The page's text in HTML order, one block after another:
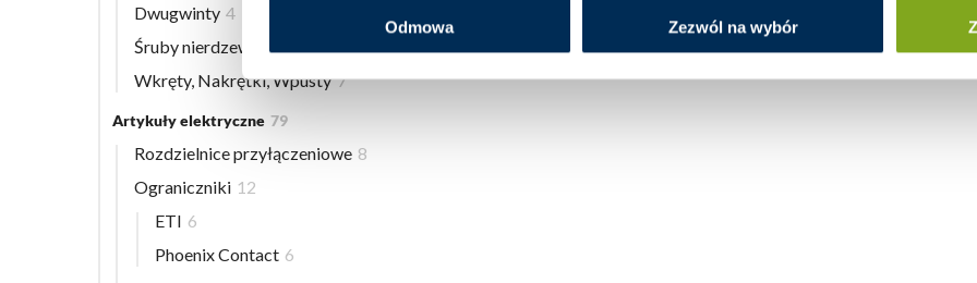
Odmowa Zezwól na wybór
Dwugwinty 4
Śruby nierdzewne
Wkręty, Nakrętki, Wpusty 7
Artykuły elektryczne 79
Rozdzielnice przyłączeniowe 8
Ograniczniki 12
ETI 6
Phoenix Contact 6